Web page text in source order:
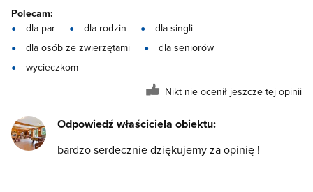
Polecam:
dla par
dla rodzin
dla singli
dla osób ze zwierzętami
dla seniorów
wycieczkom
Nikt nie ocenił jeszcze tej opinii
Odpowiedź właściciela obiektu:
bardzo serdecznie dziękujemy za opinię !